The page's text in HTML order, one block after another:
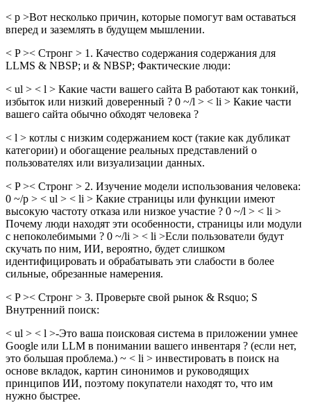
< p >Вот несколько причин, которые помогут вам оставаться
вперед и заземлять в будущем мышлении.
< P >< Стронг > 1. Качество содержания содержания для
LLMS & NBSP; и & NBSP; Фактические люди:
< ul > < l > Какие части вашего сайта B работают как тонкий,
избыток или низкий доверенный ? 0 ~/l > < li > Какие части
вашего сайта обычно обходят человека ?
< l > котлы с низким содержанием кост (такие как дубликат
категории) и обогащение реальных представлений о
пользователях или визуализации данных.
< P >< Стронг > 2. Изучение модели использования человека:
0 ~/p > < ul > < li > Какие страницы или функции имеют
высокую частоту отказа или низкое участие ? 0 ~/l > < li >
Почему люди находят эти особенности, страницы или модули
с непоколебимыми ? 0 ~/li > < li >Если пользователи будут
скучать по ним, ИИ, вероятно, будет слишком
идентифицировать и обрабатывать эти слабости в более
сильные, обрезанные намерения.
< P >< Стронг > 3. Проверьте свой рынок & Rsquo; S
Внутренний поиск:
< ul > < l >-Это ваша поисковая система в приложении умнее
Google или LLM в понимании вашего инвентаря ? (если нет,
это большая проблема.) ~ < li > инвестировать в поиск на
основе вкладок, картин синонимов и руководящих
принципов ИИ, поэтому покупатели находят то, что им
нужно быстрее.